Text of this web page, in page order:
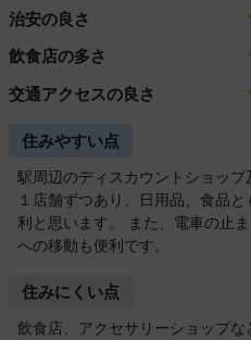
治安の良さ
飲食店の多さ
交通アクセスの良さ
住みやすい点
駅周辺のディスカウントショッ
１店舗ずつあり、日用品、食品
利と思います。 また、電車の止
への移動も便利です。
住みにくい点
飲食店、アクセサリーショップな